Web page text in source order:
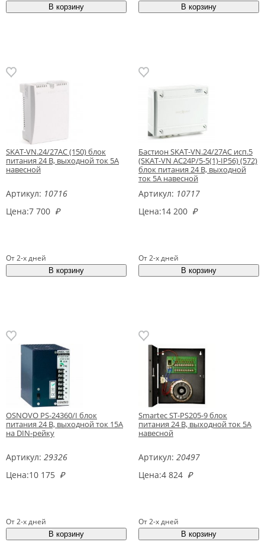
SKAT-VN.24/27AC (150) блок
питания 24 В, выходной ток 5А
навесной
Артикул: 10716
Цена:7 700 ₽
От 2-х дней
Бастион SKAT-VN.24/27АС исп.5
(SKAT-VN AC24Р/5-5(1)-IP56) (572)
блок питания 24 В, выходной
ток 5А навесной
Артикул: 10717
Цена:14 200 ₽
От 2-х дней
OSNOVO PS-24360/I блок
питания 24 В, выходной ток 15А
на DIN-рейку
Артикул: 29326
Цена:10 175 ₽
От 2-х дней
Smartec ST-PS205-9 блок
питания 24 В, выходной ток 5А
навесной
Артикул: 20497
Цена:4 824 ₽
От 2-х дней